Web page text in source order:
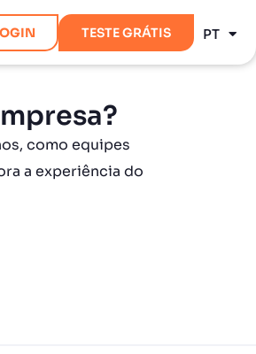
TESTE GRÁTIS PT
EN
como equipes
a experiência do